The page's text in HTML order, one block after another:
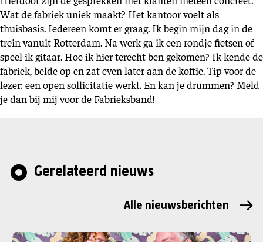
Wat de fabriek uniek maakt? Het kantoor voelt als
thuisbasis. Iedereen komt er graag. Ik begin mijn dag in de
trein vanuit Rotterdam. Na werk ga ik een rondje fietsen of
speel ik gitaar. Hoe ik hier terecht ben gekomen? Ik kende de
fabriek, belde op en zat even later aan de koffie. Tip voor de
lezer: een open sollicitatie werkt. En kan je drummen? Meld
je dan bij mij voor de Fabrieksband!
Gerelateerd nieuws
Alle nieuwsberichten